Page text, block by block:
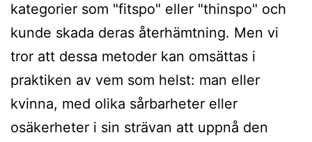
kategorier som "fitspo" eller "thinspo" och
kunde skada deras återhämtning. Men vi
tror att dessa metoder kan omsättas i
praktiken av vem som helst: man eller
kvinna, med olika sårbarheter eller
osäkerheter i sin strävan att uppnå den